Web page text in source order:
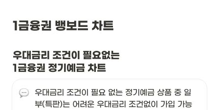
1금융권 뱅보드 차트
우대금리 조건이 필요없는
1금융권 정기예금 차트
우대금리 조건이 필요 없는 정기예금 상품 중 일
부(특판)는 어려운 우대금리 조건없이 가입 가능